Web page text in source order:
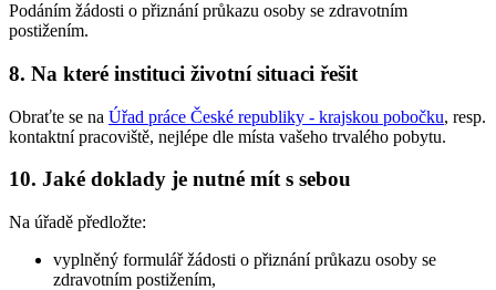
Podáním žádosti o přiznání průkazu osoby se zdravotním
postižením.
8. Na které instituci životní situaci řešit
Obraťte se na Úřad práce České republiky - krajskou pobočku, resp.
kontaktní pracoviště, nejlépe dle místa vašeho trvalého pobytu.
10. Jaké doklady je nutné mít s sebou
Na úřadě předložte:
vyplněný formulář žádosti o přiznání průkazu osoby se
zdravotním postižením,